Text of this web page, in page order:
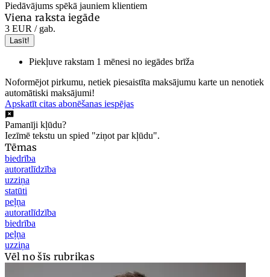
Piedāvājums spēkā jauniem klientiem
Viena raksta iegāde
3 EUR / gab.
Lasīt!
Piekļuve rakstam 1 mēnesi no iegādes brīža
Noformējot pirkumu, netiek piesaistīta maksājumu karte un nenotiek
automātiski maksājumi!
Apskatīt citas abonēšanas iespējas
Pamanīji kļūdu?
Iezīmē tekstu un spied "ziņot par kļūdu".
Tēmas
biedrība
autoratlīdzība
uzziņa
statūti
peļņa
autoratlīdzība
biedrība
peļņa
uzziņa
Vēl no šīs rubrikas